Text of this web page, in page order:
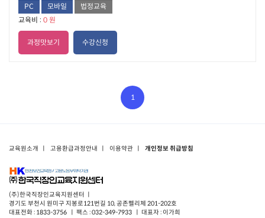
PC 모바일
법정교육
교육비 : 0 원
과정맛보기 수강신청
1
교육원소개 고용환급과정안내 이용약관 개인정보 취급방침
(주)한국직장인교육지원센터 ㅣ
경기도 부천시 원미구 지봉로121번길 10, 공존펠리체 201-202호
대표전화 : 1833-3756 ㅣ 팩스 : 032-349-7933 ㅣ 대표자 : 이가희